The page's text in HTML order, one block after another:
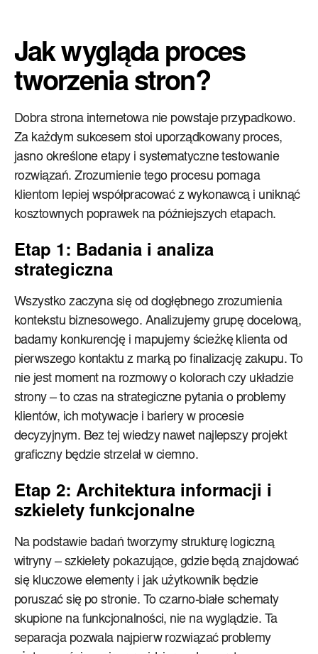
Jak wygląda proces
tworzenia stron?
Dobra strona internetowa nie powstaje przypadkowo.
Za każdym sukcesem stoi uporządkowany proces,
jasno określone etapy i systematyczne testowanie
rozwiązań. Zrozumienie tego procesu pomaga
klientom lepiej współpracować z wykonawcą i uniknąć
kosztownych poprawek na późniejszych etapach.
Etap 1: Badania i analiza
strategiczna
Wszystko zaczyna się od dogłębnego zrozumienia
kontekstu biznesowego. Analizujemy grupę docelową,
badamy konkurencję i mapujemy ścieżkę klienta od
pierwszego kontaktu z marką po finalizację zakupu. To
nie jest moment na rozmowy o kolorach czy układzie
strony – to czas na strategiczne pytania o problemy
klientów, ich motywacje i bariery w procesie
decyzyjnym. Bez tej wiedzy nawet najlepszy projekt
graficzny będzie strzelał w ciemno.
Etap 2: Architektura informacji i
szkielety funkcjonalne
Na podstawie badań tworzymy strukturę logiczną
witryny – szkielety pokazujące, gdzie będą znajdować
się kluczowe elementy i jak użytkownik będzie
poruszać się po stronie. To czarno-białe schematy
skupione na funkcjonalności, nie na wyglądzie. Ta
separacja pozwala najpierw rozwiązać problemy